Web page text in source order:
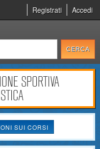
Registrati Accedi
SPORTIVA
SUI CORSI